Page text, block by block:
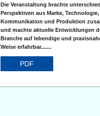
Die Veranstaltung brachte
Perspektiven aus Marke, Technologie,
Kommunikation und Produktion
und machte aktuelle Entwicklungen
Branche auf lebendige und
Weise erfahrbar.......
PDF